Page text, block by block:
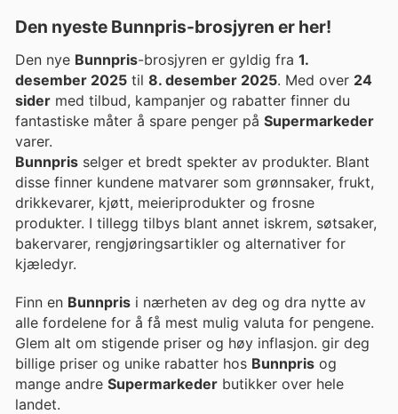
Den nyeste Bunnpris-brosjyren er her!
Den nye Bunnpris-brosjyren er gyldig fra 1.
desember 2025 til 8. desember 2025. Med over 24
sider med tilbud, kampanjer og rabatter finner du
fantastiske måter å spare penger på Supermarkeder
varer.
Bunnpris selger et bredt spekter av produkter. Blant
disse finner kundene matvarer som grønnsaker, frukt,
drikkevarer, kjøtt, meieriprodukter og frosne
produkter. I tillegg tilbys blant annet iskrem, søtsaker,
bakervarer, rengjøringsartikler og alternativer for
kjæledyr.
Finn en Bunnpris i nærheten av deg og dra nytte av
alle fordelene for å få mest mulig valuta for pengene.
Glem alt om stigende priser og høy inflasjon. gir deg
billige priser og unike rabatter hos Bunnpris og
mange andre Supermarkeder butikker over hele
landet.